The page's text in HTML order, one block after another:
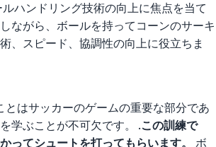
ハンドリング技術の向上に焦点を当て
ながら、ボールを持ってコーンのサーキ
、スピード、協調性の向上に役立ちま
はサッカーのゲームの重要な部分であ
学ぶことが不可欠です。 .この訓練で
ってシュートを打ってもらいます。
ボ